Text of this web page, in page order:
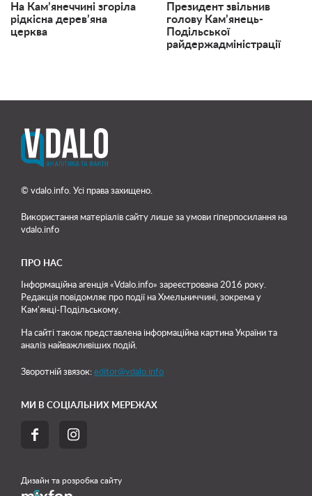
На Кам’янеччині згоріла
рідкісна дерев’яна
церква
Президент звільнив
голову Кам’янець-
Подільської
райдержадміністрації
© vdalo.info. Усі права захищено.
Використання матеріалів сайту лише за умови гіперпосилання на
vdalo.info
ПРО НАС
Інформаційна агенція «Vdalo.info» зареєстрована 2016 року.
Редакція повідомляє про події на Хмельниччині, зокрема у
Кам'янці-Подільському.
На сайті також представлена інформаційна картина України та
аналіз найважливіших подій.
Зворотній звязок: editor@vdalo.info
МИ В СОЦІАЛЬНИХ МЕРЕЖАХ
 
Дизайн та розробка сайту